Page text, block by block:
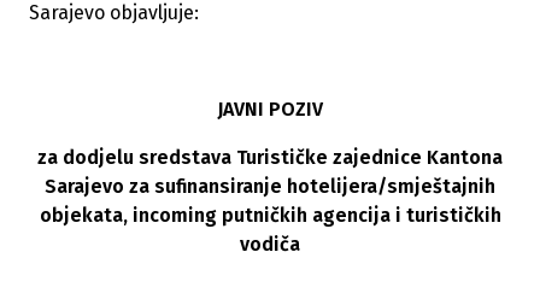
Sarajevo objavljuje:
JAVNI POZIV
za dodjelu sredstava Turističke zajednice Kantona
Sarajevo za sufinansiranje hotelijera/smještajnih
objekata, incoming putničkih agencija i turističkih
vodiča